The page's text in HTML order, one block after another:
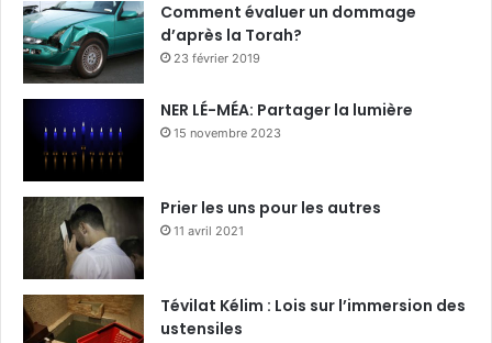
Comment évaluer un dommage
d’après la Torah?
23 février 2019
NER LÉ-MÉA: Partager la lumière
15 novembre 2023
Prier les uns pour les autres
11 avril 2021
Tévilat Kélim : Lois sur l’immersion des
ustensiles